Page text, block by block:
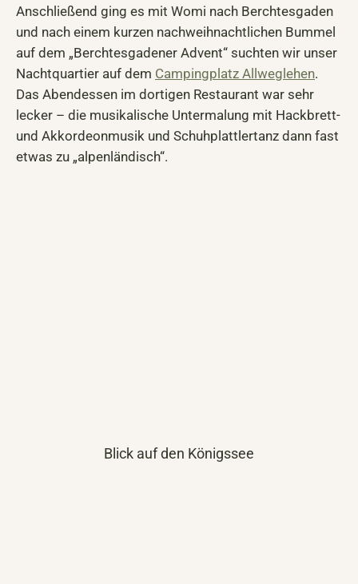
Anschließend ging es mit Womi nach Berchtesgaden
und nach einem kurzen nachweihnachtlichen Bummel
auf dem „Berchtesgadener Advent“ suchten wir unser
Nachtquartier auf dem Campingplatz Allweglehen.
Das Abendessen im dortigen Restaurant war sehr
lecker – die musikalische Untermalung mit Hackbrett-
und Akkordeonmusik und Schuhplattlertanz dann fast
etwas zu „alpenländisch“.
Blick auf den Königssee